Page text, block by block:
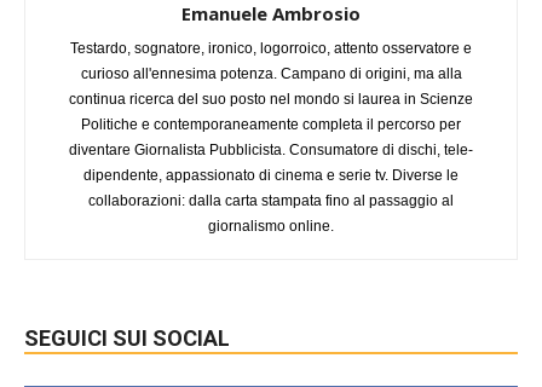
Emanuele Ambrosio
Testardo, sognatore, ironico, logorroico, attento osservatore e
curioso all'ennesima potenza. Campano di origini, ma alla
continua ricerca del suo posto nel mondo si laurea in Scienze
Politiche e contemporaneamente completa il percorso per
diventare Giornalista Pubblicista. Consumatore di dischi, tele-
dipendente, appassionato di cinema e serie tv. Diverse le
collaborazioni: dalla carta stampata fino al passaggio al
giornalismo online.
SEGUICI SUI SOCIAL